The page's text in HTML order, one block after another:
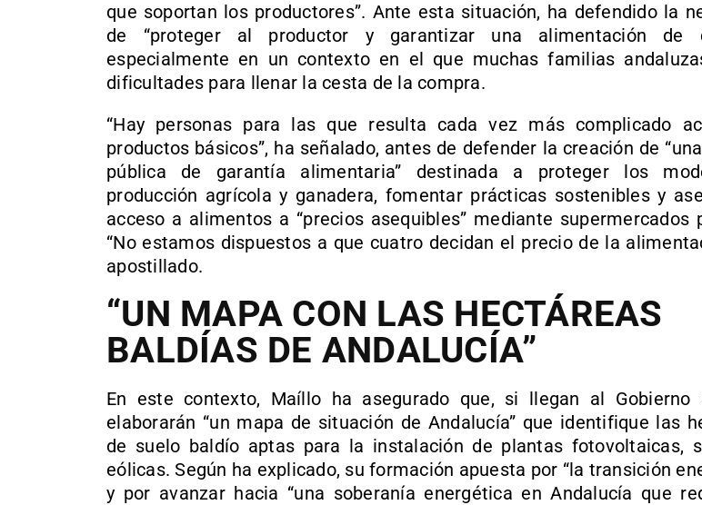
que soportan los productores”. Ante esta situación, ha defendido la
de “proteger al productor y garantizar una alimentación de
especialmente en un contexto en el que muchas familias
dificultades para llenar la cesta de la compra.
“Hay personas para las que resulta cada vez más complicado
productos básicos”, ha señalado, antes de defender la creación de
pública de garantía alimentaria” destinada a proteger los
producción agrícola y ganadera, fomentar prácticas sostenibles y
acceso a alimentos a “precios asequibles” mediante supermercados
“No estamos dispuestos a que cuatro decidan el precio de la
apostillado.
“UN MAPA CON LAS HECTÁREAS
BALDÍAS DE ANDALUCÍA”
En este contexto, Maíllo ha asegurado que, si llegan al Gobierno
elaborarán “un mapa de situación de Andalucía” que identifique las
de suelo baldío aptas para la instalación de plantas fotovoltaicas,
eólicas. Según ha explicado, su formación apuesta por “la transición
y por avanzar hacia “una soberanía energética en Andalucía que